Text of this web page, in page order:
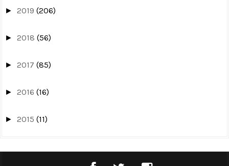
► 2019 (206)
► 2018 (56)
► 2017 (85)
► 2016 (16)
► 2015 (11)